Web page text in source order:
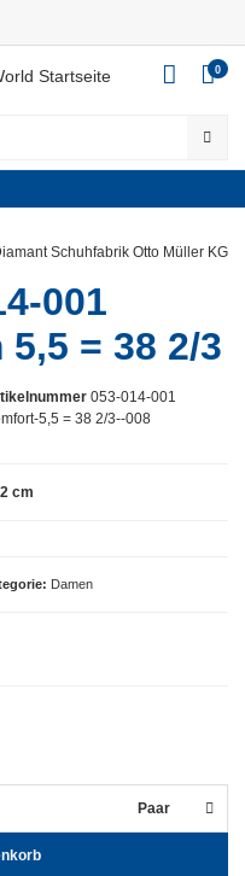
0
001
= 38 2/3
053-014-001
5,5 = 38 2/3--008
Damen
cm
Paar